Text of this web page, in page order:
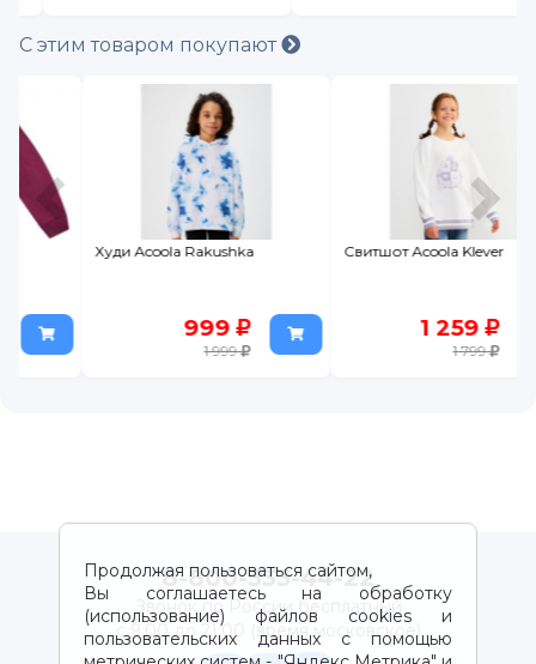
С этим товаром покупают
Худи Acoola Rakushka Свитшот Acoola Klever
1 259
Продолжая пользоваться сайтом,
Вы соглашаетесь на обработку
(использование) файлов cookies и
пользовательских данных с помощью
8-800-333-44-22
Звонок по России бесплатный
с 9:00 до 21:00 (время московское)